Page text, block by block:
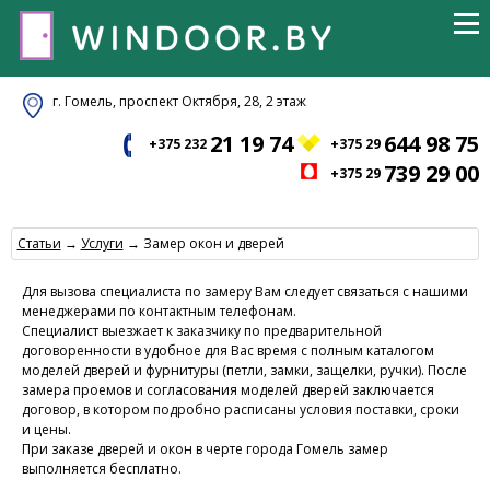
г. Гомель, проспект Октября, 28, 2 этаж
+375 232 21 19 74 +375 29 644 98 75
+375 29 739 29 00
Статьи → Услуги → Замер окон и дверей
Для вызова специалиста по замеру Вам следует связаться с нашими
менеджерами по контактным телефонам.
Специалист выезжает к заказчику по предварительной
договоренности в удобное для Вас время с полным каталогом
моделей дверей и фурнитуры (петли, замки, защелки, ручки). После
замера проемов и согласования моделей дверей заключается
договор, в котором подробно расписаны условия поставки, сроки
и цены.
При заказе дверей и окон в черте города Гомель замер
выполняется бесплатно.